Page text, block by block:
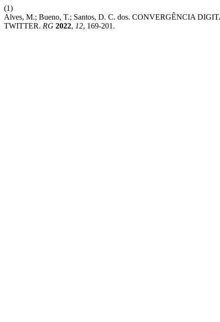
(1)
Alves, M.; Bueno, T.; Santos, D. C. dos. CONVERGÊNCIA
TWITTER. RG 2022, 12, 169-201.